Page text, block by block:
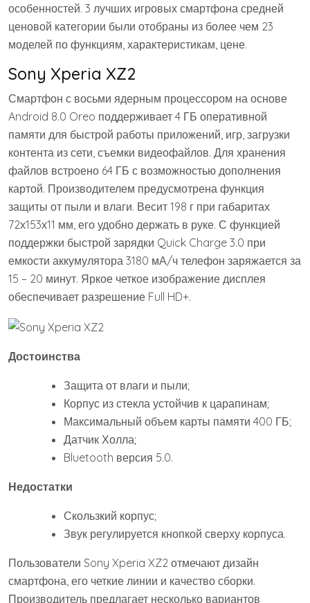
особенностей. 3 лучших игровых смартфона средней
ценовой категории были отобраны из более чем 23
моделей по функциям, характеристикам, цене.
Sony Xperia XZ2
Смартфон с восьми ядерным процессором на основе
Android 8.0 Oreo поддерживает 4 ГБ оперативной
памяти для быстрой работы приложений, игр, загрузки
контента из сети, съемки видеофайлов. Для хранения
файлов встроено 64 ГБ с возможностью дополнения
картой. Производителем предусмотрена функция
защиты от пыли и влаги. Весит 198 г при габаритах
72х153х11 мм, его удобно держать в руке. С функцией
поддержки быстрой зарядки Quick Charge 3.0 при
емкости аккумулятора 3180 мА/ч телефон заряжается за
15 – 20 минут. Яркое четкое изображение дисплея
обеспечивает разрешение Full HD+.
Достоинства
Защита от влаги и пыли;
Корпус из стекла устойчив к царапинам;
Максимальный объем карты памяти 400 ГБ;
Датчик Холла;
Bluetooth версия 5.0.
Недостатки
Скользкий корпус;
Звук регулируется кнопкой сверху корпуса.
Пользователи Sony Xperia XZ2 отмечают дизайн
смартфона, его четкие линии и качество сборки.
Производитель предлагает несколько вариантов